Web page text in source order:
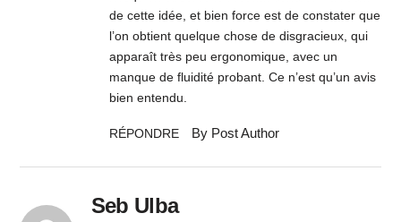
de cette idée, et bien force est de constater que
l’on obtient quelque chose de disgracieux, qui
apparaît très peu ergonomique, avec un
manque de fluidité probant. Ce n’est qu’un avis
bien entendu.
RÉPONDRE By Post Author
Seb Ulba